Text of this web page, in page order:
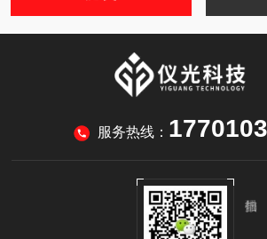
服务热线：